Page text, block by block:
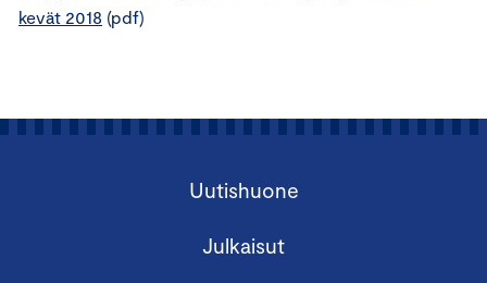
kevät 2018 (pdf)
Uutishuone
Julkaisut